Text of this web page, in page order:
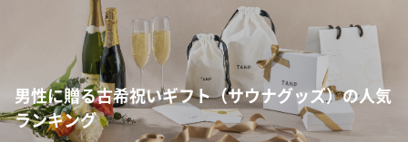
男性に贈る古希祝いギフト（サウナグッズ）の人気
ランキング